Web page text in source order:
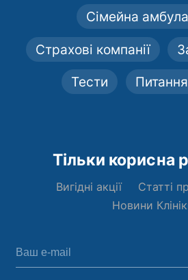
Сімейна
Страхові компанії
Тести
Тільки корисна
Вигідні акції
Статті
Новини